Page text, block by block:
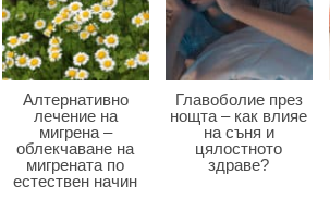
Алтернативно
лечение на
мигрена –
облекчаване на
мигрената по
естествен начин
Главоболие през
нощта – как влияе
на съня и
цялостното
здраве?